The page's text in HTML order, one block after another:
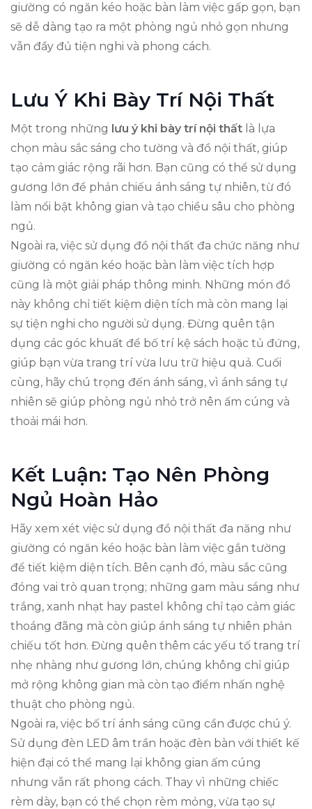
giường có ngăn kéo hoặc bàn làm việc gấp gọn, bạn
sẽ dễ dàng tạo ra một phòng ngủ nhỏ gọn nhưng
vẫn đầy đủ tiện nghi và phong cách.
Lưu Ý Khi Bày Trí Nội Thất
Một trong những lưu ý khi bày trí nội thất là lựa
chọn màu sắc sáng cho tường và đồ nội thất, giúp
tạo cảm giác rộng rãi hơn. Bạn cũng có thể sử dụng
gương lớn để phản chiếu ánh sáng tự nhiên, từ đó
làm nổi bật không gian và tạo chiều sâu cho phòng
ngủ.
Ngoài ra, việc sử dụng đồ nội thất đa chức năng như
giường có ngăn kéo hoặc bàn làm việc tích hợp
cũng là một giải pháp thông minh. Những món đồ
này không chỉ tiết kiệm diện tích mà còn mang lại
sự tiện nghi cho người sử dụng. Đừng quên tận
dụng các góc khuất để bố trí kệ sách hoặc tủ đứng,
giúp bạn vừa trang trí vừa lưu trữ hiệu quả. Cuối
cùng, hãy chú trọng đến ánh sáng, vì ánh sáng tự
nhiên sẽ giúp phòng ngủ nhỏ trở nên ấm cúng và
thoải mái hơn.
Kết Luận: Tạo Nên Phòng
Ngủ Hoàn Hảo
Hãy xem xét việc sử dụng đồ nội thất đa năng như
giường có ngăn kéo hoặc bàn làm việc gắn tường
để tiết kiệm diện tích. Bên cạnh đó, màu sắc cũng
đóng vai trò quan trọng; những gam màu sáng như
trắng, xanh nhạt hay pastel không chỉ tạo cảm giác
thoáng đãng mà còn giúp ánh sáng tự nhiên phản
chiếu tốt hơn. Đừng quên thêm các yếu tố trang trí
nhẹ nhàng như gương lớn, chúng không chỉ giúp
mở rộng không gian mà còn tạo điểm nhấn nghệ
thuật cho phòng ngủ.
Ngoài ra, việc bố trí ánh sáng cũng cần được chú ý.
Sử dụng đèn LED âm trần hoặc đèn bàn với thiết kế
hiện đại có thể mang lại không gian ấm cúng
nhưng vẫn rất phong cách. Thay vì những chiếc
rèm dày, bạn có thể chọn rèm mỏng, vừa tạo sự